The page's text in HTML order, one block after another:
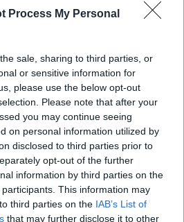
Process My Personal
sale, sharing to third parties, or
or sensitive information for
please use the below opt-out
Please note that after your
you may continue seeing
on personal information utilized by
disclosed to third parties prior to
opt-out of the further
information by third parties on the
participants. This information may
third parties on the IAB’s List of
that may further disclose it to other